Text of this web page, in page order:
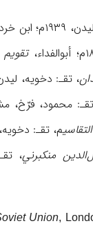
بن عبدالله،
تقویم
، تقـ: دخویه، لیدن، ۱۸۶۵م؛ الطبري، محمدبن
محمود، فرّخ، مشهد، ۱۳۴۰ش؛ المسعودي، علی
م، تقـ: دخویه، لیدن، ۱۹۰۶م؛
منکبرني، تقـ:
Union,